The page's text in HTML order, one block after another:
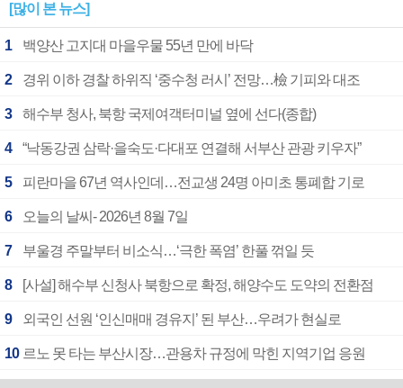
[많이 본 뉴스]
1 백양산 고지대 마을우물 55년 만에 바닥
2 경위 이하 경찰 하위직 ‘중수청 러시’ 전망…檢 기피와 대조
3 해수부 청사, 북항 국제여객터미널 옆에 선다(종합)
4 “낙동강권 삼락·을숙도·다대포 연결해 서부산 관광 키우자”
5 피란마을 67년 역사인데…전교생 24명 아미초 통폐합 기로
6 오늘의 날씨- 2026년 8월 7일
7 부울경 주말부터 비소식…‘극한 폭염’ 한풀 꺾일 듯
8 [사설] 해수부 신청사 북항으로 확정, 해양수도 도약의 전환점
9 외국인 선원 ‘인신매매 경유지’ 된 부산…우려가 현실로
10 르노 못 타는 부산시장…관용차 규정에 막힌 지역기업 응원